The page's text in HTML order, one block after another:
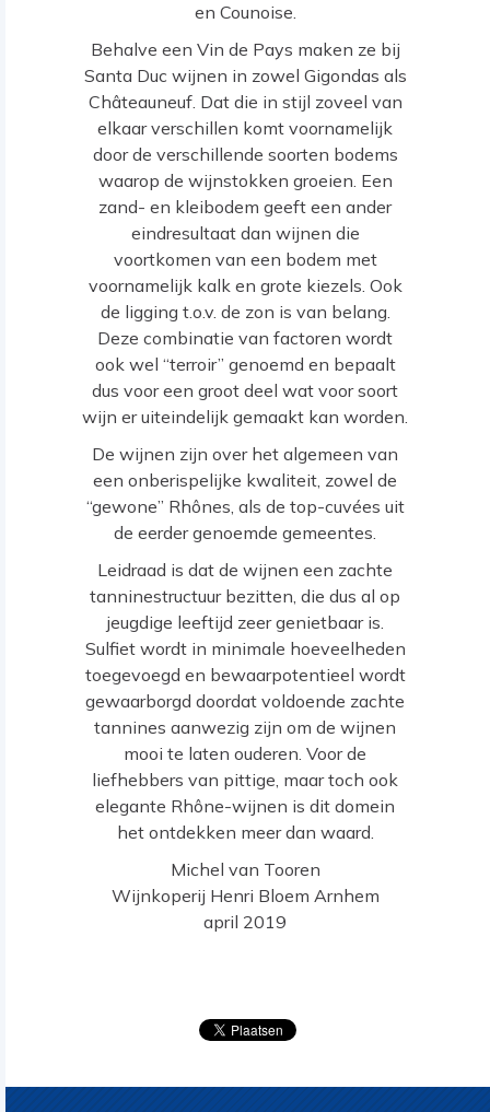
en Counoise.
Behalve een Vin de Pays maken ze bij
Santa Duc wijnen in zowel Gigondas als
Châteauneuf. Dat die in stijl zoveel van
elkaar verschillen komt voornamelijk
door de verschillende soorten bodems
waarop de wijnstokken groeien. Een
zand- en kleibodem geeft een ander
eindresultaat dan wijnen die
voortkomen van een bodem met
voornamelijk kalk en grote kiezels. Ook
de ligging t.o.v. de zon is van belang.
Deze combinatie van factoren wordt
ook wel “terroir” genoemd en bepaalt
dus voor een groot deel wat voor soort
wijn er uiteindelijk gemaakt kan worden.
De wijnen zijn over het algemeen van
een onberispelijke kwaliteit, zowel de
“gewone” Rhônes, als de top-cuvées uit
de eerder genoemde gemeentes.
Leidraad is dat de wijnen een zachte
tanninestructuur bezitten, die dus al op
jeugdige leeftijd zeer genietbaar is.
Sulfiet wordt in minimale hoeveelheden
toegevoegd en bewaarpotentieel wordt
gewaarborgd doordat voldoende zachte
tannines aanwezig zijn om de wijnen
mooi te laten ouderen. Voor de
liefhebbers van pittige, maar toch ook
elegante Rhône-wijnen is dit domein
het ontdekken meer dan waard.
Michel van Tooren
Wijnkoperij Henri Bloem Arnhem
april 2019